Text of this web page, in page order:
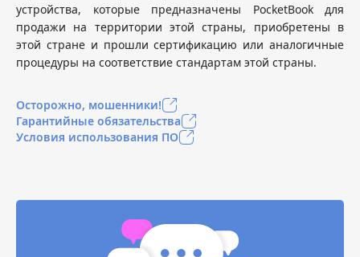
устройства, которые предназначены PocketBook для
продажи на территории этой страны, приобретены в
этой стране и прошли сертификацию или аналогичные
процедуры на соответствие стандартам этой страны.
Осторожно, мошенники!
Гарантийные обязательства
Условия использования ПО